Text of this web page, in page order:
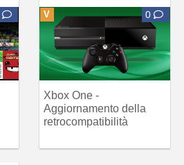
V 0
Xbox One -
Aggiornamento della
retrocompatibilità